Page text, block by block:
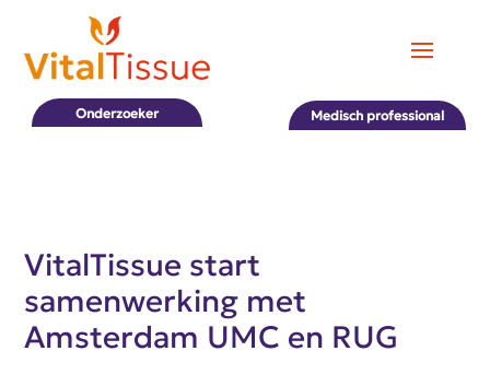
Medisch professional
Onderzoeker
VitalTissue start
samenwerking met
Amsterdam UMC en RUG